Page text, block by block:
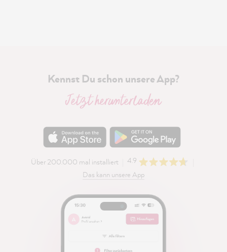
Kennst Du schon unsere App?
Jetzt herunterladen
Über 200.000 mal installiert
4.9
Das kann unsere App